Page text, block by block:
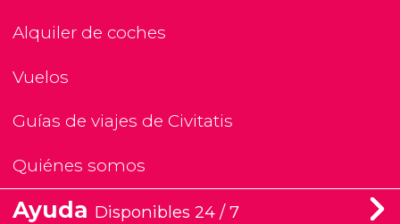
Alquiler de coches
Vuelos
Guías de viajes de Civitatis
Quiénes somos
Ayuda Disponibles 24 / 7